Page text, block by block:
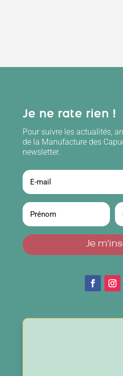
Je ne rate rien !
Pour suivre les actualités,
de la Manufacture des
newsletter.
Je